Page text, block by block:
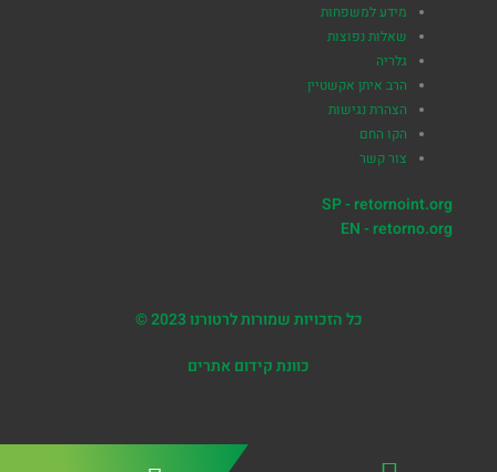
מידע למשפחות
שאלות נפוצות
גלריה
הרב איתן אקשטיין
הצהרת נגישות
הקו החם
צור קשר
SP - retornoint.org
EN - retorno.org
כל הזכויות שמורות לרטורנו 2023 ©
כוונת קידום אתרים